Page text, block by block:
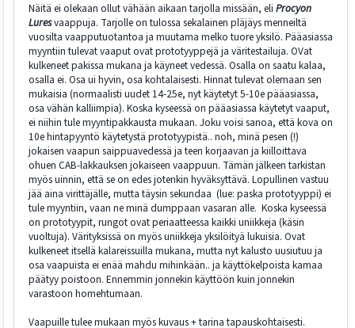
Näitä ei olekaan ollut vähään aikaan tarjolla missään, eli Procyon
Luresvaappuja. Tarjolle on tulossa sekalainen pläjäys menneiltä
vuosilta vaapputuotantoa ja muutama melko tuore yksilö. Pääasiassa
myyntiin tulevat vaaput ovat prototyyppejä ja väritestailuja. OVat
kulkeneet pakissa mukana ja käyneet vedessä. Osalla on saatu kalaa,
osalla ei. Osa ui hyvin, osa kohtalaisesti. Hinnat tulevat olemaan sen
mukaisia (normaalisti uudet 14-25e, nyt käytetyt 5-10e pääasiassa,
osa vähän kalliimpia). Koska kyseessä on pääasiassa käytetyt vaaput,
ei niihin tule myyntipakkausta mukaan. Joku voisi sanoa, että kova on
10e hintapyyntö käytetystä prototyypistä.. noh, minä pesen (!)
jokaisen vaapun saippuavedessä ja teen korjaavan ja kiilloittava
ohuen CAB-lakkauksen jokaiseen vaappuun. Tämän jälkeen tarkistan
myös uinnin, että se on edes jotenkin hyväksyttävä. Lopullinen vastuu
jää aina virittäjälle, mutta täysin sekundaa (lue: paska prototyyppi) ei
tule myyntiin, vaan ne minä dumppaan vasaran alle. Koska kyseessä
on prototyypit, rungot ovat periaatteessa kaikki uniikkeja (käsin
vuoltuja). Värityksissä on myös uniikkeja yksilöityä lukuisia. Ovat
kulkeneet itsellä kalareissuilla mukana, mutta nyt kalusto uusiutuu ja
osa vaapuista ei enää mahdu mihinkään.. ja käyttökelpoista kamaa
päätyy poistoon. Ennemmin jonnekin käyttöön kuin jonnekin
varastoon homehtumaan.
Vaapuille tulee mukaan myös kuvaus + tarina tapauskohtaisesti.